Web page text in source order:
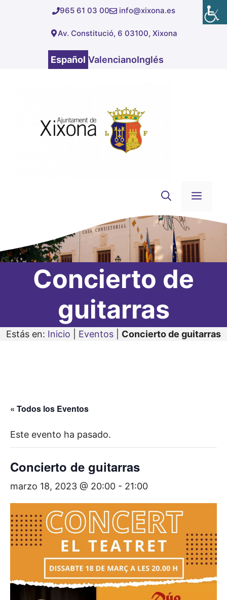
965 61 03 00 info@xixona.es
Av. Constitució, 6 03100, Xixona
Español ValencianoInglés
Concierto de
guitarras
Estás en: Inicio Eventos Concierto de guitarras
« Todos los Eventos
Este evento ha pasado.
Concierto de guitarras
marzo 18, 2023 @ 20:00 - 21:00